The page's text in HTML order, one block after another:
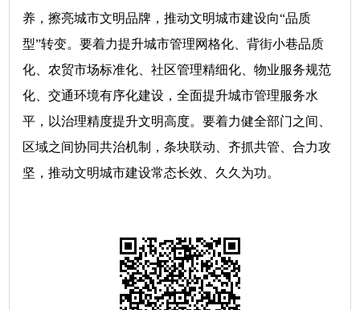
养，擦亮城市文明品牌，推动文明城市建设向“品质
型”转变。要着力提升城市管理网格化、背街小巷品质
化、农贸市场标准化、社区管理精细化、物业服务规范
化、交通环境有序化建设，全面提升城市管理服务水
平，以治理精度提升文明高度。要着力健全部门之间、
区域之间协同共治机制，条块联动、齐抓共管、合力攻
坚，推动文明城市建设常态长效、久久为功。